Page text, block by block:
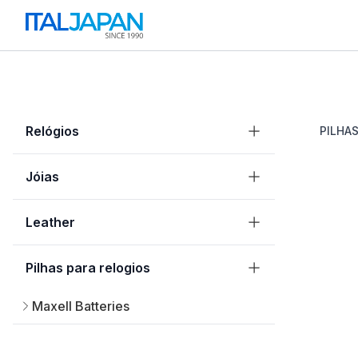
Relógios
Jóias
Leather
Pilhas para relogios
Maxell Batteries